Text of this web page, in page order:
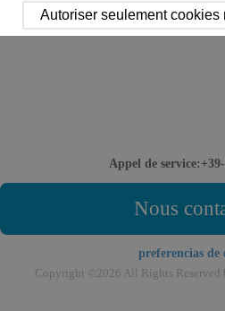
Appel de
Nous
preferencias de
Copyright ©2026 All Rights Reserved